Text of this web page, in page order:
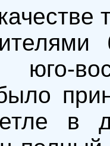
юго-
в